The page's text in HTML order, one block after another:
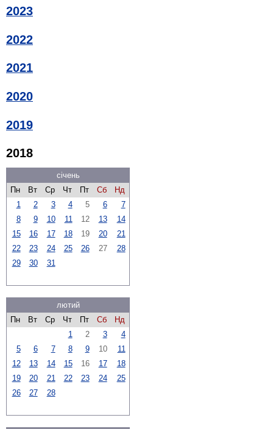
2023
2022
2021
2020
2019
2018
січень
Пн
Вт Ср Чт Пт Сб
Нд
1
2 3 4 5 6
7
8
9 10 11 12 13
14
15
16 17 18 19 20
21
22
23 24 25 26 27
28
29
30 31
лютий
Пн
Вт Ср Чт Пт Сб
Нд
1
2 3
4
5
6 7 8 9 10
11
12
13 14 15 16 17
18
19
20 21 22 23 24
25
26
27 28